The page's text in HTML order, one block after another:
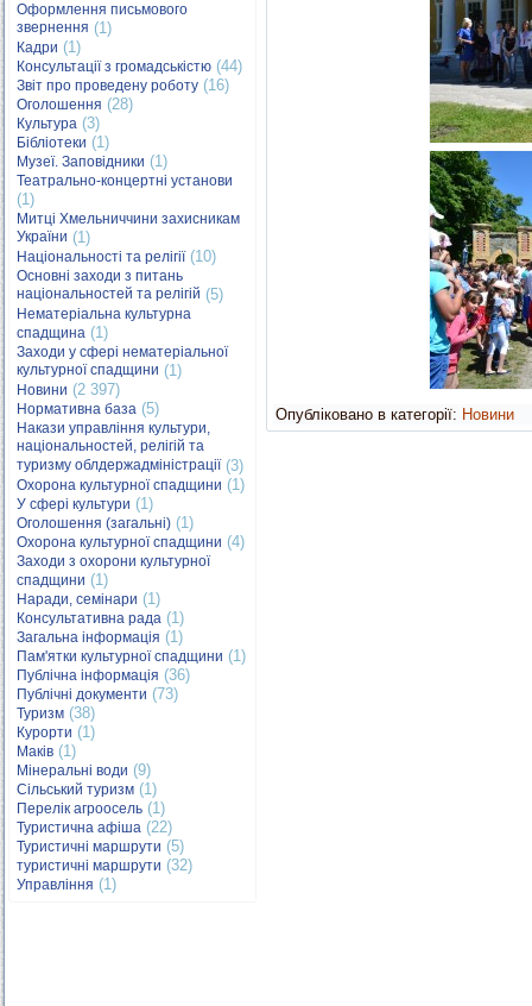
Оформлення письмового
звернення (1)
Кадри (1)
Консультації з громадськістю (44)
Звіт про проведену роботу (16)
Оголошення (28)
Культура (3)
Бібліотеки (1)
Музеї. Заповідники (1)
Театрально-концертні установи
(1)
Митці Хмельниччини захисникам
України (1)
Національності та релігії(10)
Основні заходи з питань
національностей та релігій (5)
Нематеріальна культурна
спадщина (1)
Заходи у сфері нематеріальної
культурної спадщини (1)
Новини (2 397)
Нормативна база (5)
Накази управління культури,
національностей, релігій та
туризму облдержадміністрації(3)
Охорона культурної спадщини (1)
У сфері культури (1)
Оголошення (загальні) (1)
Охорона культурної спадщини (4)
Заходи з охорони культурної
спадщини (1)
Наради, семінари (1)
Консультативна рада (1)
Загальна інформація (1)
Пам'ятки культурної спадщини (1)
Публічна інформація (36)
Публічні документи (73)
Туризм (38)
Курорти (1)
Маків (1)
Мінеральні води (9)
Сільський туризм (1)
Перелік агроосель (1)
Туристична афіша (22)
Туристичні маршрути (5)
туристичні маршрути (32)
Управління (1)
Опубліковано в категорії: Новини